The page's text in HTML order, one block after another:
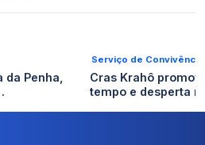
Penha,
Serviço de Convivência
Cras Krahô
tempo e desperta